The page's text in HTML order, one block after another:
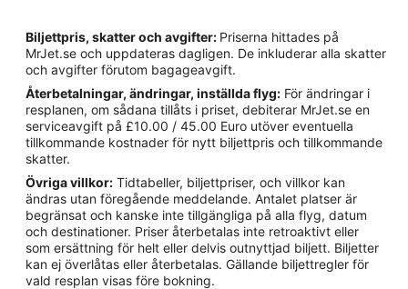
Biljettpris, skatter och avgifter: Priserna hittades på
MrJet.se och uppdateras dagligen. De inkluderar alla skatter
och avgifter förutom bagageavgift.
Återbetalningar, ändringar, inställda flyg: För ändringar i
resplanen, om sådana tillåts i priset, debiterar MrJet.se en
serviceavgift på £10.00 / 45.00 Euro utöver eventuella
tillkommande kostnader för nytt biljettpris och tillkommande
skatter.
Övriga villkor: Tidtabeller, biljettpriser, och villkor kan
ändras utan föregående meddelande. Antalet platser är
begränsat och kanske inte tillgängliga på alla flyg, datum
och destinationer. Priser återbetalas inte retroaktivt eller
som ersättning för helt eller delvis outnyttjad biljett. Biljetter
kan ej överlåtas eller återbetalas. Gällande biljettregler för
vald resplan visas före bokning.